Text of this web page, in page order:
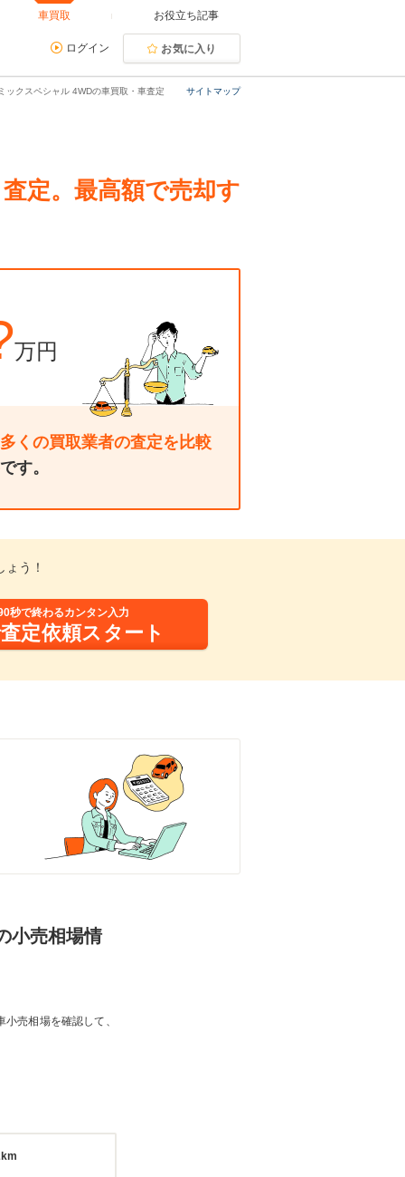
車買取 お役立ち記事
ログイン お気に入り
サイトマップ
クスペシャル 4WDの車買取・車査定
定。最高額で売却す
万円
くの買取業者の査定を比較
です。
う！
秒で終わるカンタン入力
定依頼スタート
小売相場情
売相場を確認して、